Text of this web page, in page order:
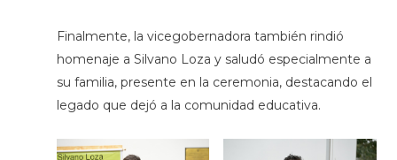
Finalmente, la vicegobernadora también rindió
homenaje a Silvano Loza y saludó especialmente a
su familia, presente en la ceremonia, destacando el
legado que dejó a la comunidad educativa.